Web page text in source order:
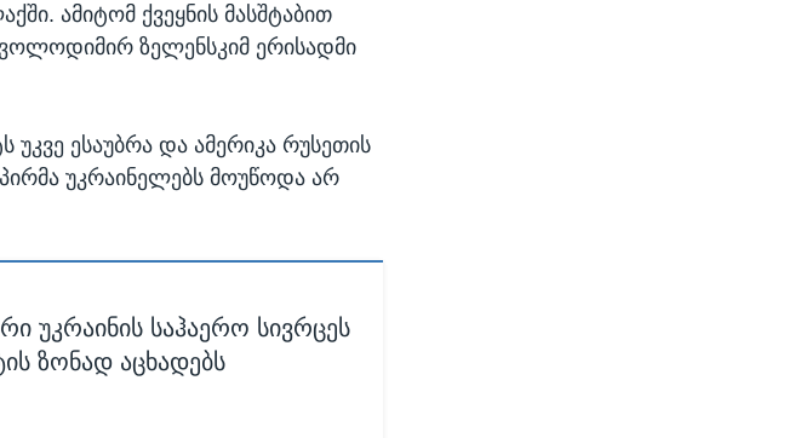
ამიტომ ქვეყნის მასშტაბით
ზელენსკიმ ერისადმი
უკვე ესაუბრა და ამერიკა რუსეთის
პირმა უკრაინელებს მოუწოდა არ
უკრაინის საჰაერო სივრცეს
ზონად აცხადებს